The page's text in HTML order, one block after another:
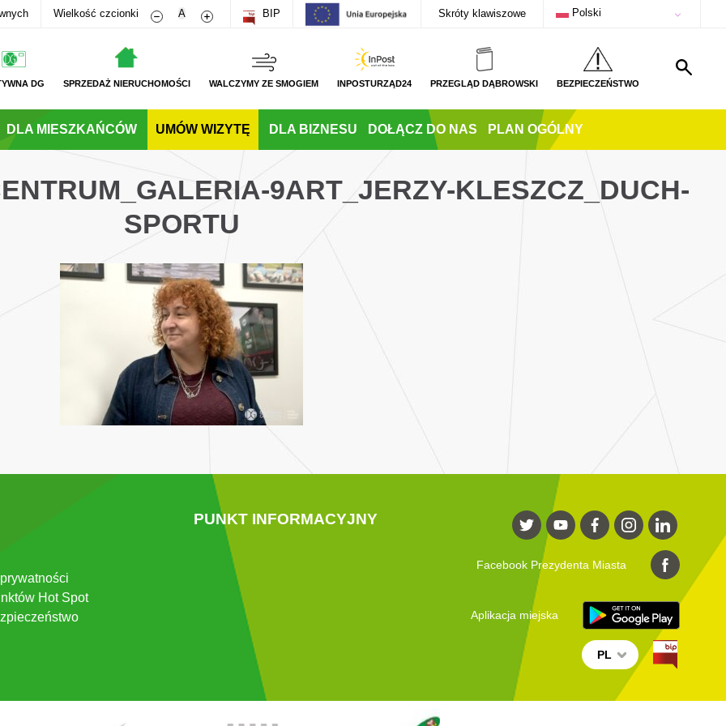
Wielkość czcionki Zmniejsz rozmiar czcionki
A Zwiększ rozmiar czcionki
BIP Skróty klawiszowe Polski
DG SPRZEDAŻ NIERUCHOMOŚCI WALCZYMY ZE SMOGIEM INPOSTURZĄD24 PRZEGLĄD DĄBROWSKI BEZPIECZEŃSTWO
DLA MIESZKAŃCÓW UMÓW WIZYTĘ DLA BIZNESU DOŁĄCZ DO NAS PLAN OGÓLNY
9ART_JERZY-KLESZCZ_DUCH-
SPORTU
Hot Spot
PUNKT INFORMACYJNY
Facebook Prezydenta Miasta
Aplikacja miejska
PL